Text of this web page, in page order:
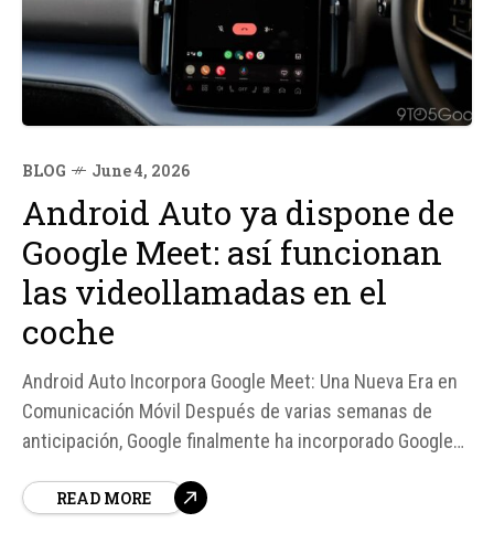
BLOG June 4, 2026
Android Auto ya dispone de
Google Meet: así funcionan
las videollamadas en el
coche
Android Auto Incorpora Google Meet: Una Nueva Era en
Comunicación Móvil Después de varias semanas de
anticipación, Google finalmente ha incorporado Google
reuniones y realizar llamadas de voz mientras conducen.
READ MORE